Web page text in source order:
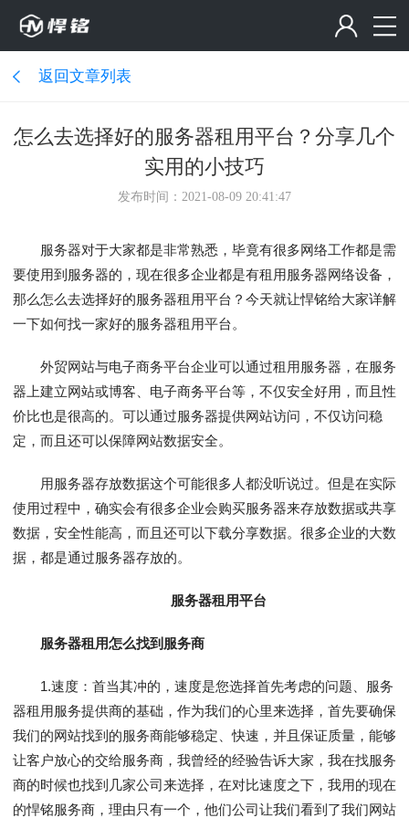
返回文章列表
怎么去选择好的服务器租用平台？分享几个
实用的小技巧
发布时间：2021-08-09 20:41:47
服务器对于大家都是非常熟悉，毕竟有很多网络工作都是需
要使用到服务器的，现在很多企业都是有租用服务器网络设备，
那么怎么去选择好的服务器租用平台？今天就让悍铭给大家详解
一下如何找一家好的服务器租用平台。
外贸网站与电子商务平台企业可以通过租用服务器，在服务
器上建立网站或博客、电子商务平台等，不仅安全好用，而且性
价比也是很高的。可以通过服务器提供网站访问，不仅访问稳
定，而且还可以保障网站数据安全。
用服务器存放数据这个可能很多人都没听说过。但是在实际
使用过程中，确实会有很多企业会购买服务器来存放数据或共享
数据，安全性能高，而且还可以下载分享数据。很多企业的大数
据，都是通过服务器存放的。
服务器租用平台
服务器租用怎么找到服务商
1.速度：首当其冲的，速度是您选择首先考虑的问题、服务
器租用服务提供商的基础，作为我们的心里来选择，首先要确保
我们的网站找到的服务商能够稳定、快速，并且保证质量，能够
让客户放心的交给服务商，我曾经的经验告诉大家，我在找服务
商的时候也找到几家公司来选择，在对比速度之下，我用的现在
的悍铭服务商，理由只有一个，他们公司让我们看到了我们网站